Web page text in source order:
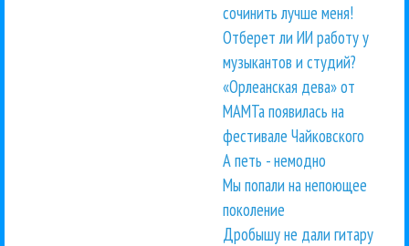
сочинить лучше меня!
Отберет ли ИИ работу у
музыкантов и студий?
«Орлеанская дева» от
МАМТа появилась на
фестивале Чайковского
А петь - немодно
Мы попали на непоющее
поколение
Дробышу не дали гитару